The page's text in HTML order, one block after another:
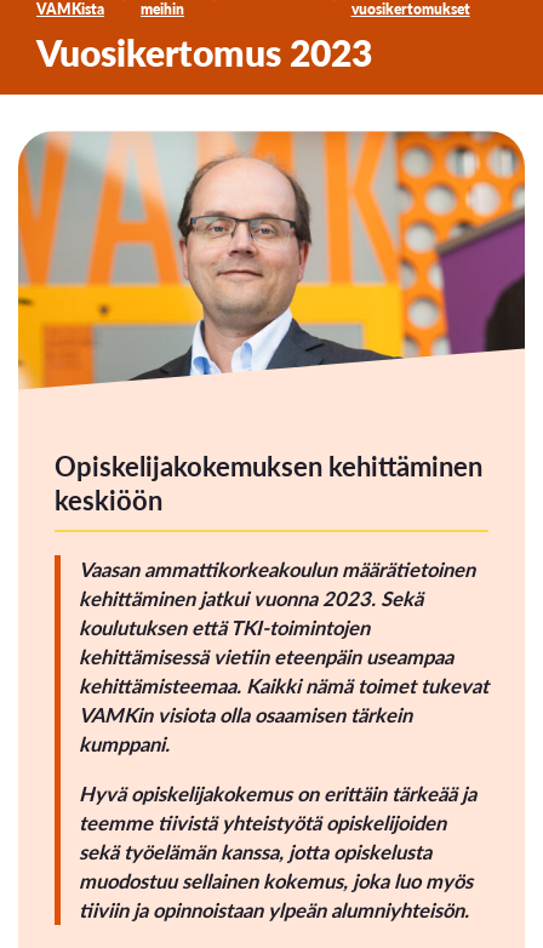
VAMKista meihin vuosikertomukset
Vuosikertomus 2023
Opiskelijakokemuksen kehittäminen
keskiöön
Vaasan ammattikorkeakoulun määrätietoinen
kehittäminen jatkui vuonna 2023. Sekä
koulutuksen että TKI-toimintojen
kehittämisessä vietiin eteenpäin useampaa
kehittämisteemaa. Kaikki nämä toimet tukevat
VAMKin visiota olla osaamisen tärkein
kumppani.
Hyvä opiskelijakokemus on erittäin tärkeää ja
teemme tiivistä yhteistyötä opiskelijoiden
sekä työelämän kanssa, jotta opiskelusta
muodostuu sellainen kokemus, joka luo myös
tiiviin ja opinnoistaan ylpeän alumniyhteisön.